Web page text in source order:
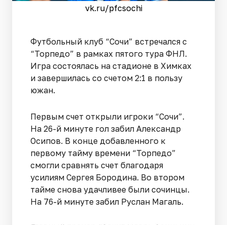
vk.ru/pfcsochi
Футбольный клуб “Сочи” встречался с
“Торпедо” в рамках пятого тура ФНЛ.
Игра состоялась на стадионе в Химках
и завершилась со счетом 2:1 в пользу
южан.
Первым счет открыли игроки “Сочи”.
На 26-й минуте гол забил Александр
Осипов. В конце добавленного к
первому тайму времени “Торпедо”
смогли сравнять счет благодаря
усилиям Сергея Бородина. Во втором
тайме снова удачливее были сочинцы.
На 76-й минуте забил Руслан Магаль.